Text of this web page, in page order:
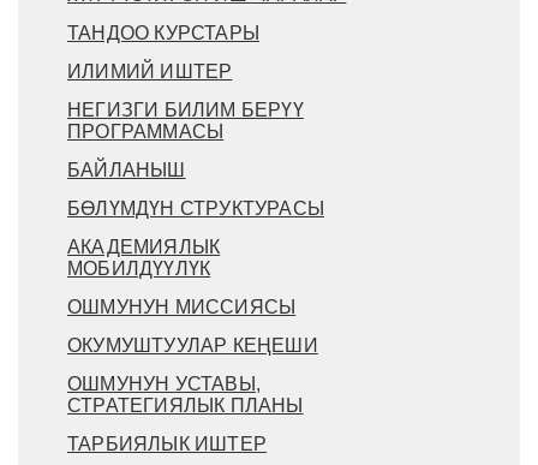
ТАНДОО КУРСТАРЫ
ИЛИМИЙ ИШТЕР
НЕГИЗГИ БИЛИМ БЕРҮҮ
ПРОГРАММАСЫ
БАЙЛАНЫШ
БӨЛҮМДҮН СТРУКТУРАСЫ
АКАДЕМИЯЛЫК
МОБИЛДҮҮЛҮК
ОШМУНУН МИССИЯСЫ
ОКУМУШТУУЛАР КЕҢЕШИ
ОШМУНУН УСТАВЫ,
СТРАТЕГИЯЛЫК ПЛАНЫ
ТАРБИЯЛЫК ИШТЕР